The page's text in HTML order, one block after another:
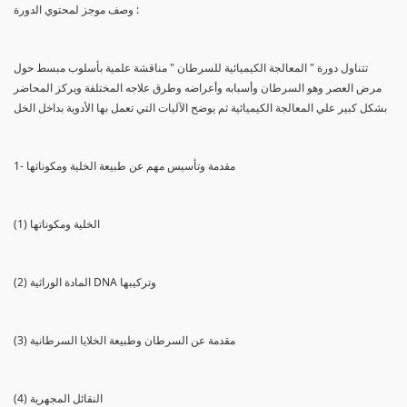
وصف موجز لمحتوي الدورة :
تتناول دورة " المعالجة الكيميائية للسرطان " مناقشة علمية بأسلوب مبسط حول
مرض العصر وهو السرطان وأسبابه وأعراضه وطرق علاجه المختلفة ويركز المحاضر
بشكل كبير علي المعالجة الكيميائية ثم يوضح الآليات التي تعمل بها الأدوية بداخل الخل
1- مقدمة وتأسيس مهم عن طبيعة الخلية ومكوناتها
(1) الخلية ومكوناتها
(2) المادة الوراثية DNA وتركيبها
(3) مقدمة عن السرطان وطبيعة الخلايا السرطانية
(4) النقائل المجهرية